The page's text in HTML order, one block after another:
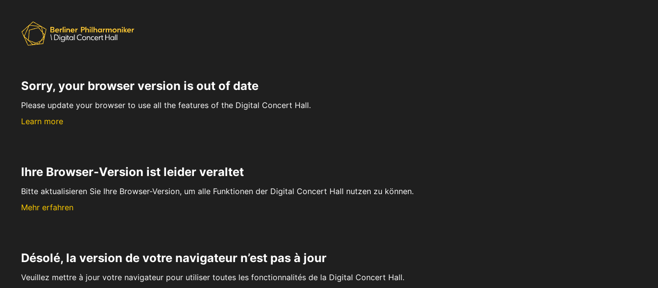
Sorry, your browser version is out of date
Please update your browser to use all the features of the Digital Concert Hall.
Learn more
Ihre Browser-Version ist leider veraltet
Bitte aktualisieren Sie Ihre Browser-Version, um alle Funktionen der Digital Concert Hall nutzen zu können.
Mehr erfahren
Désolé, la version de votre navigateur n’est pas à jour
Veuillez mettre à jour votre navigateur pour utiliser toutes les fonctionnalités de la Digital Concert Hall.